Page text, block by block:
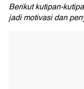
Berikut kutipan-
jadi motivasi dan